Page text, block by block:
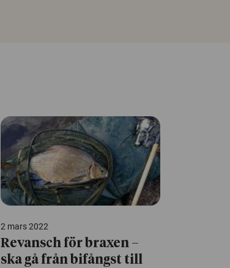
2 mars 2022
Revansch för braxen –
ska gå från bifångst till